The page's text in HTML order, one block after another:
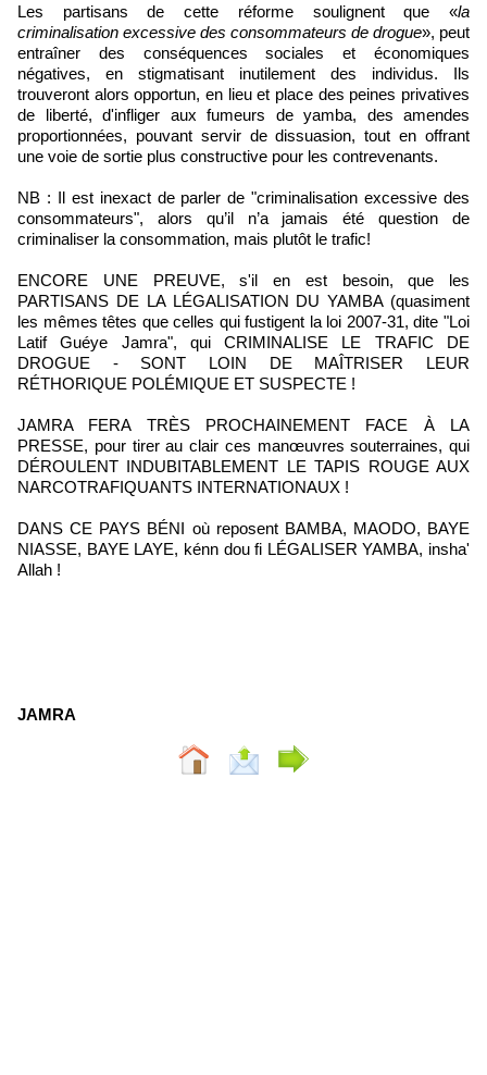
Les partisans de cette réforme soulignent que «la
criminalisation excessive des consommateurs de drogue», peut
entraîner des conséquences sociales et économiques
négatives, en stigmatisant inutilement des individus. Ils
trouveront alors opportun, en lieu et place des peines privatives
de liberté, d'infliger aux fumeurs de yamba, des amendes
proportionnées, pouvant servir de dissuasion, tout en offrant
une voie de sortie plus constructive pour les contrevenants.
NB : Il est inexact de parler de "criminalisation excessive des
consommateurs", alors qu’il n’a jamais été question de
criminaliser la consommation, mais plutôt le trafic!
ENCORE UNE PREUVE, s'il en est besoin, que les
PARTISANS DE LA LÉGALISATION DU YAMBA (quasiment
les mêmes têtes que celles qui fustigent la loi 2007-31, dite "Loi
Latif Guéye Jamra", qui CRIMINALISE LE TRAFIC DE
DROGUE - SONT LOIN DE MAÎTRISER LEUR
RÉTHORIQUE POLÉMIQUE ET SUSPECTE !
JAMRA FERA TRÈS PROCHAINEMENT FACE À LA
PRESSE, pour tirer au clair ces manœuvres souterraines, qui
DÉROULENT INDUBITABLEMENT LE TAPIS ROUGE AUX
NARCOTRAFIQUANTS INTERNATIONAUX !
DANS CE PAYS BÉNI où reposent BAMBA, MAODO, BAYE
NIASSE, BAYE LAYE, kénn dou fi LÉGALISER YAMBA, insha'
Allah !
JAMRA